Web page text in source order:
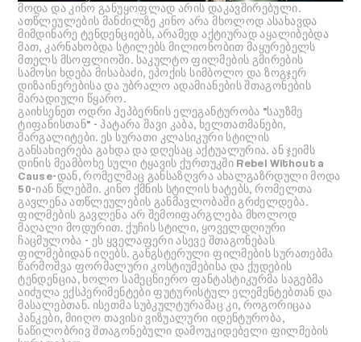
მოდა და კინო განუყოფლად არის დაკავშირებული.
ათწლეულების მანძილზე კინო არა მხოლოდ ასახავდა
მიმდინარე ტენდენციებს, არამედ აქტიურად აყალიბებდა
მათ, კარნახობდა სტილებს მილიონობით მაყურებელს
მთელს მსოფლიოში. საკულტო ფილმების გმირების
სამოსი ხდება მისაბაძი, ეპოქის სიმბოლო და ზოგჯერ
დიზაინერებისა და უბრალო ადამიანების შთაგონების
მარადიული წყარო.
გაიხსენეთ ოდრი ჰეპბერნის ელეგანტურობა "საუზმე
ტიფანისთან" - პატარა შავი კაბა, ხელთათმანები,
მარგალიტები. ეს სურათი კლასიკური სტილის
განსახიერება გახდა და დღესაც აქტუალურია. ან ჯეიმს
დინის მეამბოხე სული ტყავის ქურთუკში Rebel Without a
Cause-დან, რომელმაც განსაზღვრა ახალგაზრდული მოდა
50-იან წლებში. კინო ქმნის სტილის ხატებს, რომელთა
გავლენა ათწლეულების განმავლობაში გრძელდება.
ფილმების გავლენა არ შემოიფარგლება მხოლოდ
მაღალი მოდურით. ქუჩის სტილი, ყოველდღიური
ჩაცმულობა - ეს ყველაფერი ასევე შთაგონებას
ფილმებიდან იღებს. განგსტერული ფილმების სურათებმა
წარმოშვა ფორმალური კოსტიუმებისა და ქუდების
ტენდენცია, ხოლო სამეცნიერო ფანტასტიკურმა საგებმა
აიძულა ექსპერიმენტები ფუტურისტულ ელემენტებთან და
მასალებთან. ისეთმა სუბკულტურამაც კი, როგორიცაა
პანკები, მიიღო თავისი ვიზუალური იდენტურობა,
ნაწილობრივ შთაგონებული დამოუკიდებელი ფილმების